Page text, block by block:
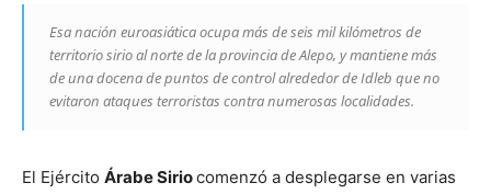
Esa nación euroasiática ocupa más de seis mil kilómetros de
territorio sirio al norte de la provincia de Alepo, y mantiene más
de una docena de puntos de control alrededor de Idleb que no
evitaron ataques terroristas contra numerosas localidades.
El Ejército Árabe Siriocomenzó a desplegarse en varias